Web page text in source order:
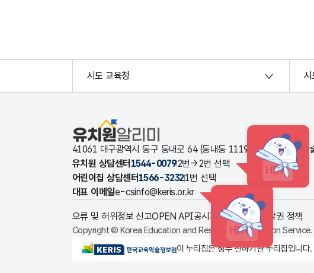
시도 교육청 시
유치원알리미
41061 대구광역시 동구 동내로 64 (동내동 1119번지) 한국교육학
유치원 상담센터 1544-00792번→2번 선택
HINT
어린이집 상담센터 1566-32321번 선택
대표 이메일e-csinfo@keris.or.kr
HINT
오류 및 허위정보 신고OPEN API공시자료 다운로드저작권 정책
Copyright © Korea Education and Research Information
KERIS한국교육학술정보원이 누리집은 정부 산하기관 누리집입니다.